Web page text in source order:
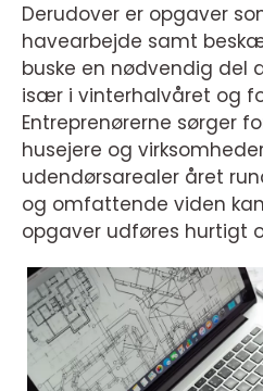
Derudover er opgaver
havearbejde samt
buske en nødvendig del
især i vinterhalvåret og
Entreprenørerne sørger
husejere og
udendørsarealer året
og omfattende viden
opgaver udføres hurtigt